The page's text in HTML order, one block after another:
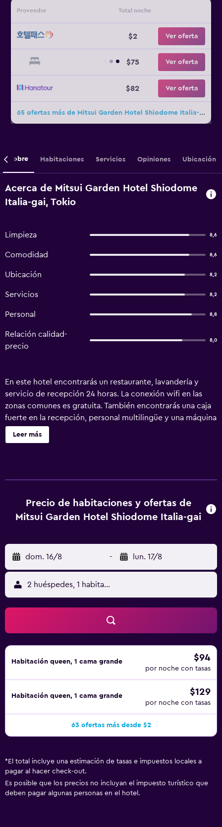
Proveedor Total noche
$2 Ver oferta
$75 Ver oferta
$82 Ver oferta
65 ofertas más de Mitsui Garden Hotel Shiodome Italia-gai
Sobre Habitaciones Servicios Opiniones Ubicación
Acerca de Mitsui Garden Hotel Shiodome
Italia-gai, Tokio
Limpieza 8,6
Comodidad 8,6
Ubicación 8,2
Servicios 8,2
Personal 8,8
Relación calidad-
precio
8,0
En este hotel encontrarás un restaurante, lavandería y
servicio de recepción 24 horas. La conexión wifi en las
zonas comunes es gratuita. También encontrarás una caja
fuerte en la recepción, personal multilingüe y una máquina
expendedora. Mitsui Garden Hotel Shiodome Italia-gai
Tokyo ofrece 370 alojamientos con aire acondicionado,
electrónico. Este hotel en Tokio ofrece acceso a Internet
por cable y wifi gratis. Las habitaciones también incluyen
Leer más
Precio de habitaciones y ofertas de
Mitsui Garden Hotel Shiodome Italia-gai
dom. 16/8 - lun. 17/8
2 huéspedes, 1 habitación
Habitación queen, 1 cama grande $94
por noche con tasas
Habitación queen, 1 cama grande $129
por noche con tasas
63 ofertas más desde $2
* El total incluye una estimación de tasas e impuestos locales a
pagar al hacer check-out.
Es posible que los precios no incluyan el impuesto turístico que
deben pagar algunas personas en el hotel.